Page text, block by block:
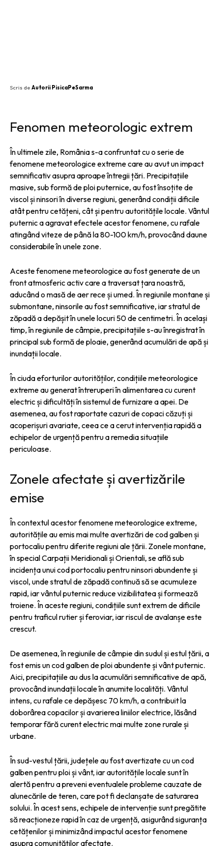
Scris de Autorii PisicaPeSarma
Fenomen meteorologic extrem
În ultimele zile, România s-a confruntat cu o serie de
fenomene meteorologice extreme care au avut un impact
semnificativ asupra aproape întregii țări. Precipitațiile
masive, sub formă de ploi puternice, au fost însoțite de
viscol și ninsori în diverse regiuni, generând condiții dificile
atât pentru cetățeni, cât și pentru autoritățile locale. Vântul
puternic a agravat efectele acestor fenomene, cu rafale
atingând viteze de până la 80-100 km/h, provocând daune
considerabile în unele zone.
Aceste fenomene meteorologice au fost generate de un
front atmosferic activ care a traversat țara noastră,
aducând o masă de aer rece și umed. În regiunile montane și
submontane, ninsorile au fost semnificative, iar stratul de
zăpadă a depășit în unele locuri 50 de centimetri. În același
timp, în regiunile de câmpie, precipitațiile s-au înregistrat în
principal sub formă de ploaie, generând acumulări de apă și
inundații locale.
În ciuda eforturilor autorităților, condițiile meteorologice
extreme au generat întreruperi în alimentarea cu curent
electric și dificultăți în sistemul de furnizare a apei. De
asemenea, au fost raportate cazuri de copaci căzuți și
acoperișuri avariate, ceea ce a cerut intervenția rapidă a
echipelor de urgență pentru a remedia situațiile
periculoase.
Zonele afectate și avertizările
emise
În contextul acestor fenomene meteorologice extreme,
autoritățile au emis mai multe avertizări de cod galben și
portocaliu pentru diferite regiuni ale țării. Zonele montane,
în special Carpații Meridionali și Orientali, se află sub
incidența unui cod portocaliu pentru ninsori abundente și
viscol, unde stratul de zăpadă continuă să se acumuleze
rapid, iar vântul puternic reduce vizibilitatea și formează
troiene. În aceste regiuni, condițiile sunt extrem de dificile
pentru traficul rutier și feroviar, iar riscul de avalanșe este
crescut.
De asemenea, în regiunile de câmpie din sudul și estul țării, a
fost emis un cod galben de ploi abundente și vânt puternic.
Aici, precipitațiile au dus la acumulări semnificative de apă,
provocând inundații locale în anumite localități. Vântul
intens, cu rafale ce depășesc 70 km/h, a contribuit la
doborârea copacilor și avarierea liniilor electrice, lăsând
temporar fără curent electric mai multe zone rurale și
urbane.
În sud-vestul țării, județele au fost avertizate cu un cod
galben pentru ploi și vânt, iar autoritățile locale sunt în
alertă pentru a preveni eventualele probleme cauzate de
alunecările de teren, care pot fi declanșate de saturarea
solului. În acest sens, echipele de intervenție sunt pregătite
să reacționeze rapid în caz de urgență, asigurând siguranța
cetățenilor și minimizând impactul acestor fenomene
asupra comunităților afectate.